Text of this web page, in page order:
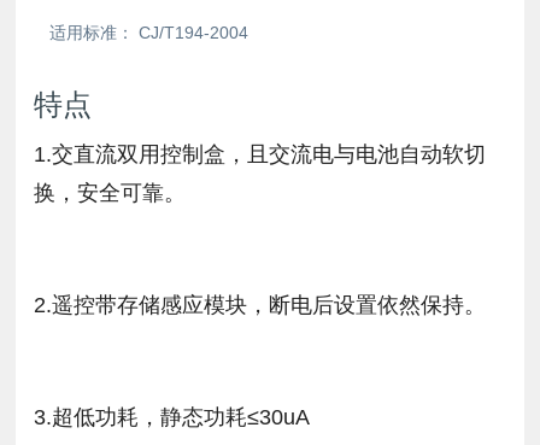
适用标准： CJ/T194-2004
特点
1.交直流双用控制盒，且交流电与电池自动软切
换，安全可靠。
2.遥控带存储感应模块，断电后设置依然保持。
3.超低功耗，静态功耗≤30uA